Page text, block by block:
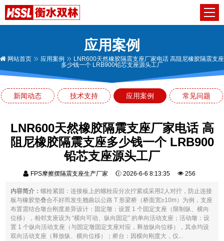
应用案例
网站首页 应用案例
LNR600天然橡胶隔震支座厂家电话 高阻尼橡胶隔震支座
多少钱一个 LRB900铅芯支座源头工厂
新闻动态 技术支持 应用案例 常见问题
LNR600天然橡胶隔震支座厂家电话 高
阻尼橡胶隔震支座多少钱一个 LRB900
铅芯支座源头工厂
FPS摩擦摆隔震支座生产厂家 2026-6-6 8:13:35 256
内容简介：螺栓紧固：连接板上的螺栓应分次拧紧或采用2人对拧，防止连接
板与橡胶垫叠合不好而发生翘曲以公路 T 形梁桥（桥面宽≥10m）为例，支座
布置需结合墩台刚度差异设计：固定墩：设置 1 个固定支座（限制纵、横向
位移），相邻支座设为 “横向可动、纵向固定” 的单向活动支座；活动墩：设
置 1 个纵向活动支座（与固定墩固定支座对应，释放纵向位移），其余均设
双向活动支座（释放纵、横向位移）；桥台：因横向刚度大，仅...